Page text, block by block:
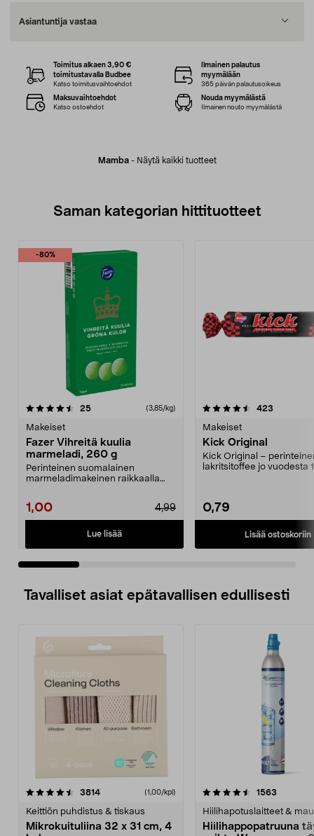
Asiantuntija vastaa
Mamba- Näytä kaikki tuotteet
Toimitus alkaen 3,90 €
toimitustavalla Budbee
Katso toimitusvaihtoehdot
Ilmainen palautus
myymälään
365 päivän palautusoikeus
Maksuvaihtoehdot
Katso ostoehdot
Nouda myymälästä
Ilmainen nouto myymälästä
Saman kategorian hittituotteet
-80%
25arvostelut (3,85/kg)
Makeiset
Fazer Vihreitä kuulia
marmeladi, 260 g
Perinteinen suomalainen
marmeladimakeinen raikkaalla
1,00 4,99
Lue lisää
4.5 viidestä
423
Makeiset
Kick Original
Kick Original –
lakritsitoffee jo vuodesta
0,79
Lisää ostoskoriin
4.5 viidestä
Tavalliset asiat epätavallisen edullisesti
3814arvostelut (1,00/kpl)
Keittiön puhdistus & tiskaus
Mikrokuituliina 32 x 31 cm, 4
4.5viidestä
1563
Hiilihapotuslaitteet &
Hiilihappopatruuna
4.5viidestä